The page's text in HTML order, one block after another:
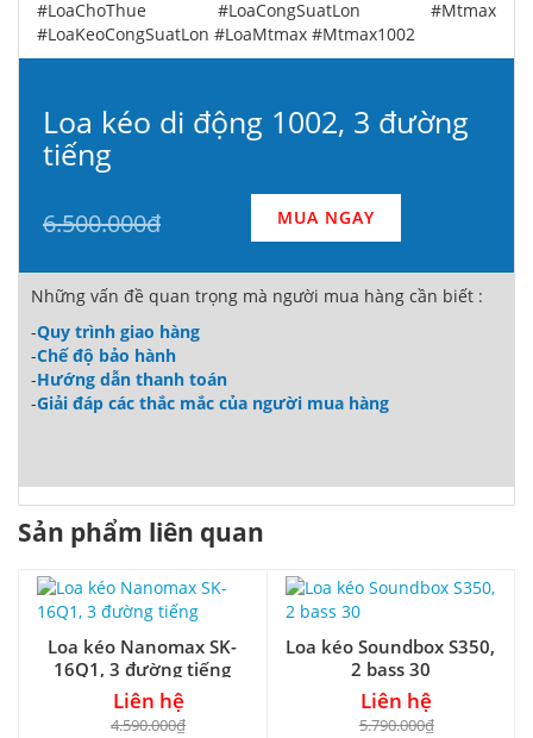
#LoaChoThue #LoaCongSuatLon #Mtmax
#LoaKeoCongSuatLon #LoaMtmax #Mtmax1002
Loa kéo di động 1002, 3 đường
tiếng
6.500.000đ MUA NGAY
Những vấn đề quan trọng mà người mua hàng cần biết :
-Quy trình giao hàng
-Chế độ bảo hành
-Hướng dẫn thanh toán
-Giải đáp các thắc mắc của người mua hàng
Sản phẩm liên quan
Loa kéo Nanomax SK-
16Q1, 3 đường tiếng
Liên hệ
4.590.000₫
Loa kéo Soundbox S350,
2 bass 30
Liên hệ
5.790.000₫